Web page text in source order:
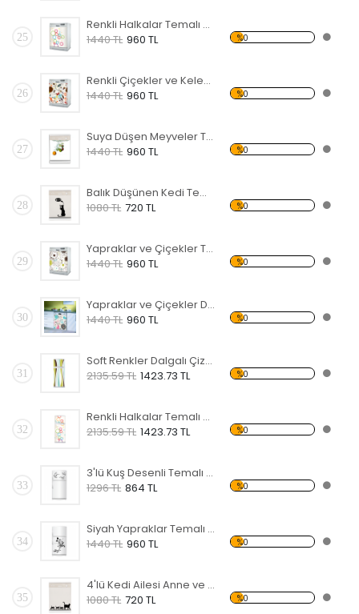
25
Renkli Halkalar Temalı Beyaz Eşya Sticker
1440 TL 960 TL %0
26
Renkli Çiçekler ve Kelebekler Temalı Beyaz Eşya Sticker
1440 TL 960 TL %0
27
Suya Düşen Meyveler Temalı Beyaz Eşya Sticker
1440 TL 960 TL %0
28
Balık Düşünen Kedi Temalı Beyaz Eşya Sticker
1080 TL 720 TL %0
29
Yapraklar ve Çiçekler Temalı Beyaz Eşya Sticker
1440 TL 960 TL %0
30
Yapraklar ve Çiçekler Daire Sarmalları Temalı Beyaz Eşya Sticker
1440 TL 960 TL %0
31
Soft Renkler Dalgalı Çizgi Temalı Beyaz Eşya Sticker
2135.59 TL 1423.73 TL %0
32
Renkli Halkalar Temalı Beyaz Eşya Sticker
2135.59 TL 1423.73 TL %0
33
3'lü Kuş Desenli Temalı Beyaz Eşya Sticker
1296 TL 864 TL %0
34
Siyah Yapraklar Temalı Beyaz Eşya Sticker
1440 TL 960 TL %0
35
4'lü Kedi Ailesi Anne ve Yavrular Temalı Beyaz Eşya Sticker
1080 TL 720 TL %0